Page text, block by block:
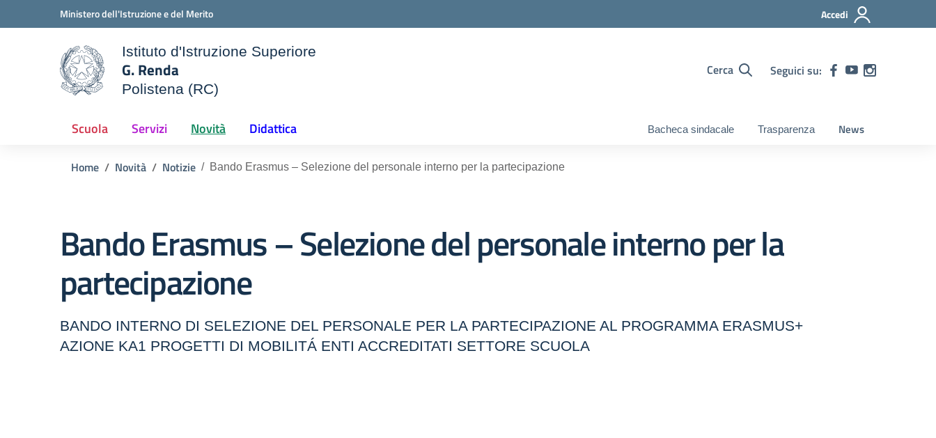
Vai ai contenuti
Vai al menu di navigazioneMinistero dell'Istruzione e del Merito Accedi
della scuola
Istituto d'Istruzione Superiore
G. Renda
Polistena (RC)
Cerca Seguici su:
Scuola Servizi Novità Didattica Bacheca sindacale Trasparenza News
Home Novità Notizie Bando Erasmus – Selezione del personale interno per la partecipazione
Bando Erasmus – Selezione del personale interno per la
partecipazione
BANDO INTERNO DI SELEZIONE DEL PERSONALE PER LA PARTECIPAZIONE AL PROGRAMMA ERASMUS+
AZIONE KA1 PROGETTI DI MOBILITÁ ENTI ACCREDITATI SETTORE SCUOLA